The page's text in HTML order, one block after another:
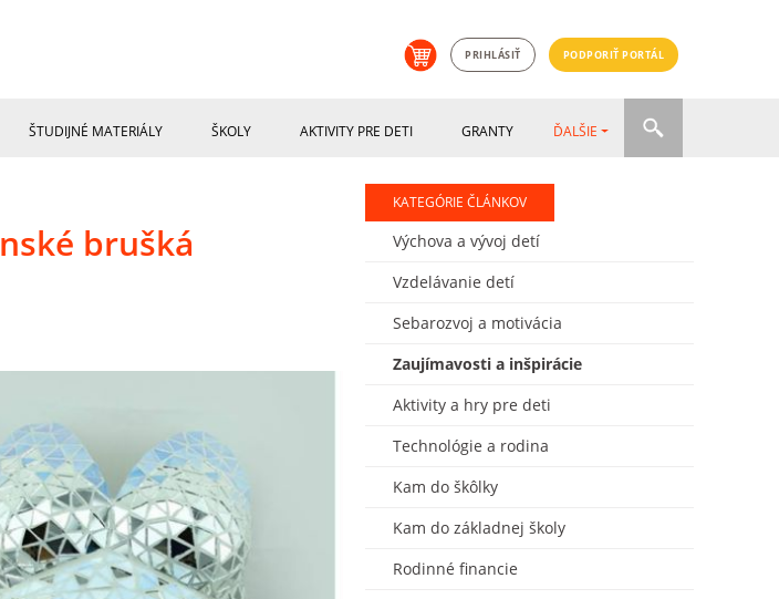
PRIHLÁSIŤ PODPORIŤ PORTÁL
ŠTUDIJNÉ MATERIÁLY ŠKOLY AKTIVITY PRE DETI GRANTY ĎALŠIE
brušká
KATEGÓRIE ČLÁNKOV
Výchova a vývoj detí
Vzdelávanie detí
Sebarozvoj a motivácia
Zaujímavosti a inšpirácie
Aktivity a hry pre deti
Technológie a rodina
Kam do škôlky
Kam do základnej školy
Rodinné financie